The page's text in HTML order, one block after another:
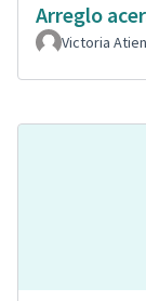
Arreglo
Victoria